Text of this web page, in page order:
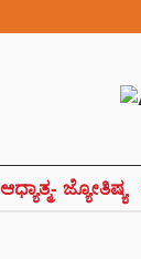
ಆಧ್ಯಾತ್ಮ- ಜ್ಯೋತಿಷ್ಯ